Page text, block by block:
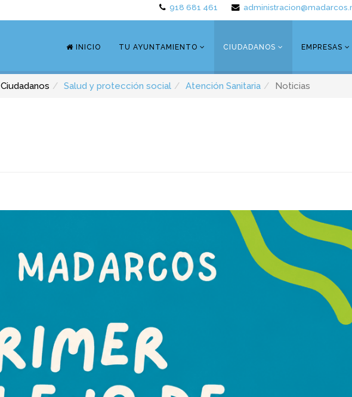
918 681 461
INICIO TU AYUNTAMIENTO CIUDADANOS EMPRESAS
Ciudadanos Salud y protección social Atención Sanitaria Noticias